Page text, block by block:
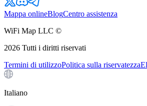
Mappa onlineBlogCentro assistenza
WiFi Map LLC ©
2026 Tutti i diritti riservati
Termini di utilizzoPolitica sulla riservatezza
Italiano